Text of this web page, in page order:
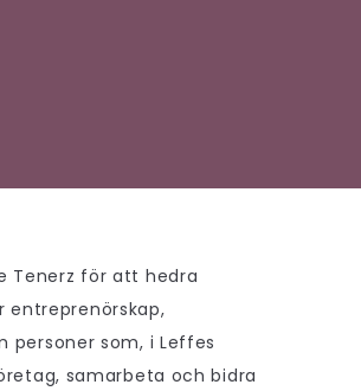
Tenerz för att hedra
entreprenörskap,
som, i Leffes
samarbeta och bidra